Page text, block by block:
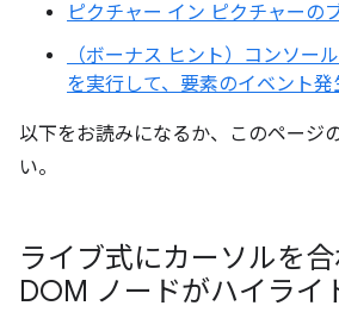
ピクチャー イン ピクチャーの
（ボーナス ヒント）コンソー
を実行して、要素のイベント発
以下をお読みになるか、このページ
い。
ライブ式にカーソルを
DOM ノードがハイライ